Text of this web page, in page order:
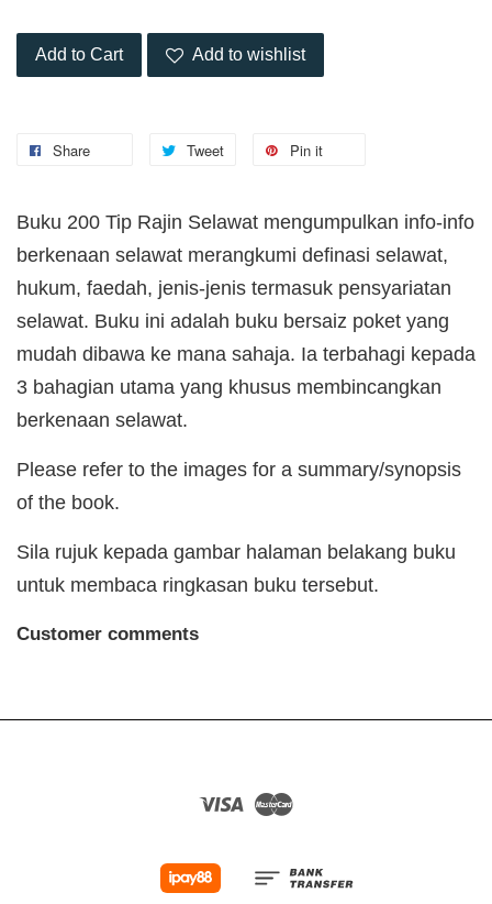
Add to Cart Add to wishlist
Share Tweet Pin it
Buku 200 Tip Rajin Selawat mengumpulkan info-info
berkenaan selawat merangkumi definasi selawat,
hukum, faedah, jenis-jenis termasuk pensyariatan
selawat. Buku ini adalah buku bersaiz poket yang
mudah dibawa ke mana sahaja. Ia terbahagi kepada
3 bahagian utama yang khusus membincangkan
berkenaan selawat.
Please refer to the images for a summary/synopsis
of the book.
Sila rujuk kepada gambar halaman belakang buku
untuk membaca ringkasan buku tersebut.
Customer comments
Visa